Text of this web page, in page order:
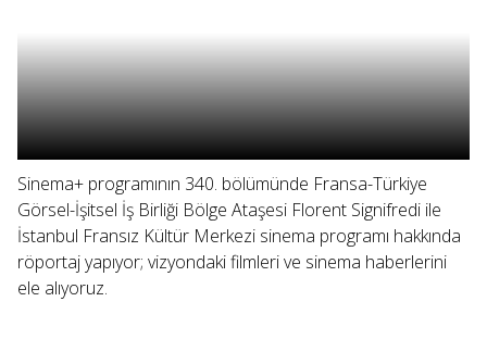
Sinema+ programının 340. bölümünde Fransa-Türkiye
Görsel-İşitsel İş Birliği Bölge Ataşesi Florent Signifredi ile
İstanbul Fransız Kültür Merkezi sinema programı hakkında
röportaj yapıyor; vizyondaki filmleri ve sinema haberlerini
ele alıyoruz.